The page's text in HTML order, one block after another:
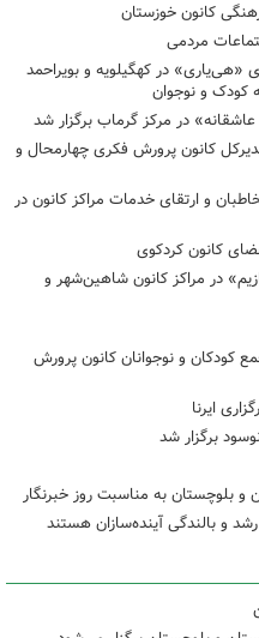
کانون خوزستان
مردمی
«هی‌یاری» در کهگیلویه و بویراحمد
کودک و نوجوان
در مرکز گرماب برگزار شد
کانون پرورش فکری چهارمحال و
و ارتقای خدمات مراکز کانون در
کانون کردکوی
در مراکز کانون شاهین‌شهر و
کودکان و نوجوانان کانون پرورش
ایرنا
برگزار شد
بلوچستان به مناسبت روز خبرنگار
و بالندگی آینده‌سازان هستند